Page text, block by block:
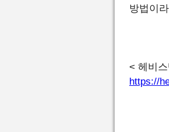
방법이
< 헤비
https://